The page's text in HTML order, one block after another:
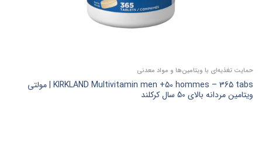
حمایت تغذیه‌ای با ویتامین‌ها و مواد معدنی
KIRKLAND Multivitamin men +50 hommes – 365 tabs | مولتی
ویتامین مردانه بالای 50 سال کرکلند